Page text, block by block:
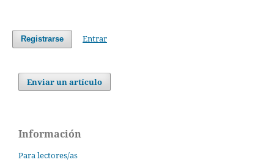
Registrarse Entrar
Enviar un artículo
Información
Para lectores/as